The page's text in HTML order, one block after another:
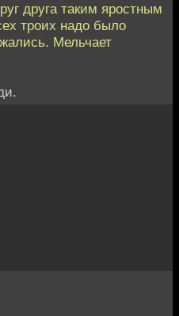
друга таким яростным
троих надо было
Мельчает